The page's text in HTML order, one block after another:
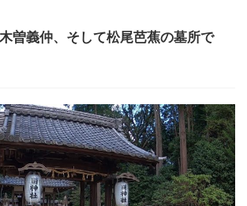
曽義仲、そして松尾芭蕉の墓所で